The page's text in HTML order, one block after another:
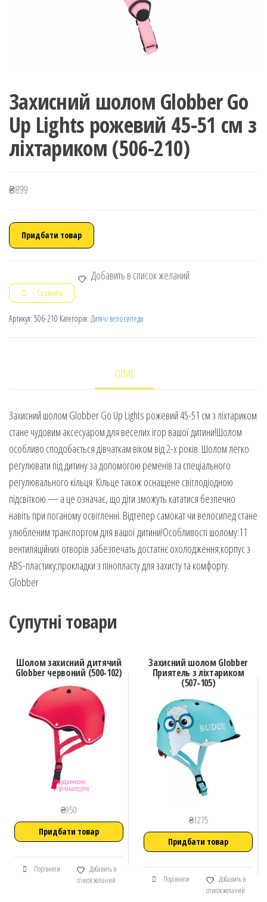
Захисний шолом Globber Go
Up Lights рожевий 45-51 см з
ліхтариком (506-210)
₴899
Придбати товар
Добавить в список желаний
Сравнить
Артикул: 506-210 Категорія: Дитячі велосипеди
ОПИС
Захисний шолом Globber Go Up Lights рожевий 45-51 см з ліхтариком
стане чудовим аксесуаром для веселих ігор вашої дитини!Шолом
особливо сподобається дівчаткам віком від 2-х років. Шолом легко
регулювати під дитину за допомогою ременів та спеціального
регулювального кільця. Кільце також оснащене світлодіодною
підсвіткою — а це означає, що діти зможуть кататися безпечно
навіть при поганому освітленні. Відтепер самокат чи велосипед стане
улюбленим транспортом для вашої дитини!Особливості шолому:11
вентиляційних отворів забезпечать достатнє охолодження;корпус з
ABS-пластику;прокладки з пінопласту для захисту та комфорту.
Globber
Супутні товари
Шолом захисний дитячий
Globber червоний (500-102)
₴950
Придбати товар
Порівняти
Добавить в
список желаний
Захисний шолом Globber
Приятель з ліхтариком
(507-105)
₴1275
Придбати товар
Порівняти
Добавить в
список желаний